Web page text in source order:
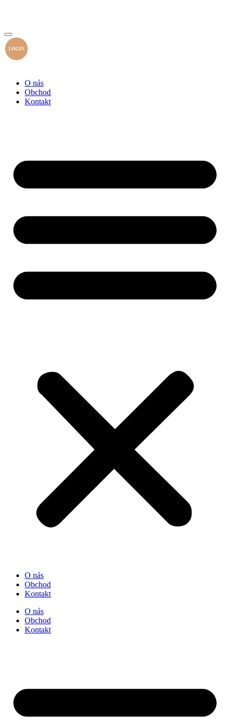
LOGIN
O nás
Obchod
Kontakt
O nás
Obchod
Kontakt
O nás
Obchod
Kontakt